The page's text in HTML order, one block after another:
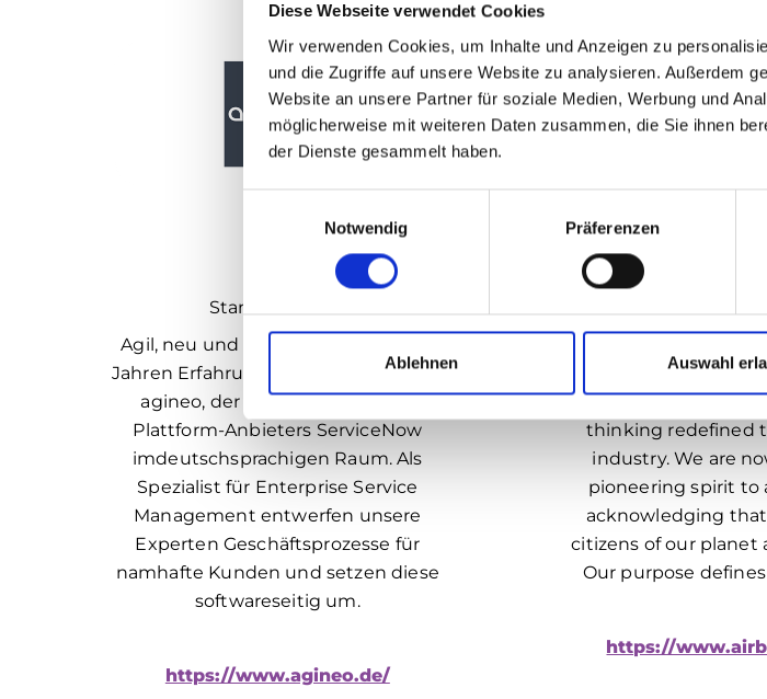
Diese Webseite verwendet Cookies
Wir verwenden Cookies, um Inhalte und Anzeigen zu
und die Zugriffe auf unsere Website zu analysieren. Außerdem
Website an unsere Partner für soziale Medien, Werbung und
möglicherweise mit weiteren Daten zusammen, die Sie ihnen
der Dienste gesammelt haben.
Notwendig
Präferenzen
Ablehnen Auswahl
Standnummer:
Agil, neu und dennoch mit über 30
Jahren Erfahrung im Gepäck – das ist
agineo, der größte Partner des
Plattform-Anbieters ServiceNow
imdeutschsprachigen Raum. Als
Spezialist für Enterprise Service
Management entwerfen unsere
Experten Geschäftsprozesse für
namhafte Kunden und setzen diese
softwareseitig um.
https://www.agineo.de/
forefront of
technologies and
thinking redefined
industry. We are
pioneering spirit to
acknowledging
citizens of our planet
Our purpose
https://